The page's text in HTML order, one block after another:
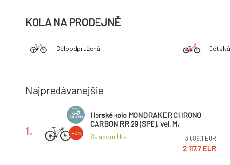
KOLA NA PRODEJNĚ
Celoodpružená Dětská
Najpredávanejšie
1.
ZADARMO
-43%
Horské kolo MONDRAKER CHRONO
CARBON RR 29 (SPE), vel. M,
carbon/black/racing silver
Skladom 1 ks 3 689.1 EUR
2 117.7 EUR